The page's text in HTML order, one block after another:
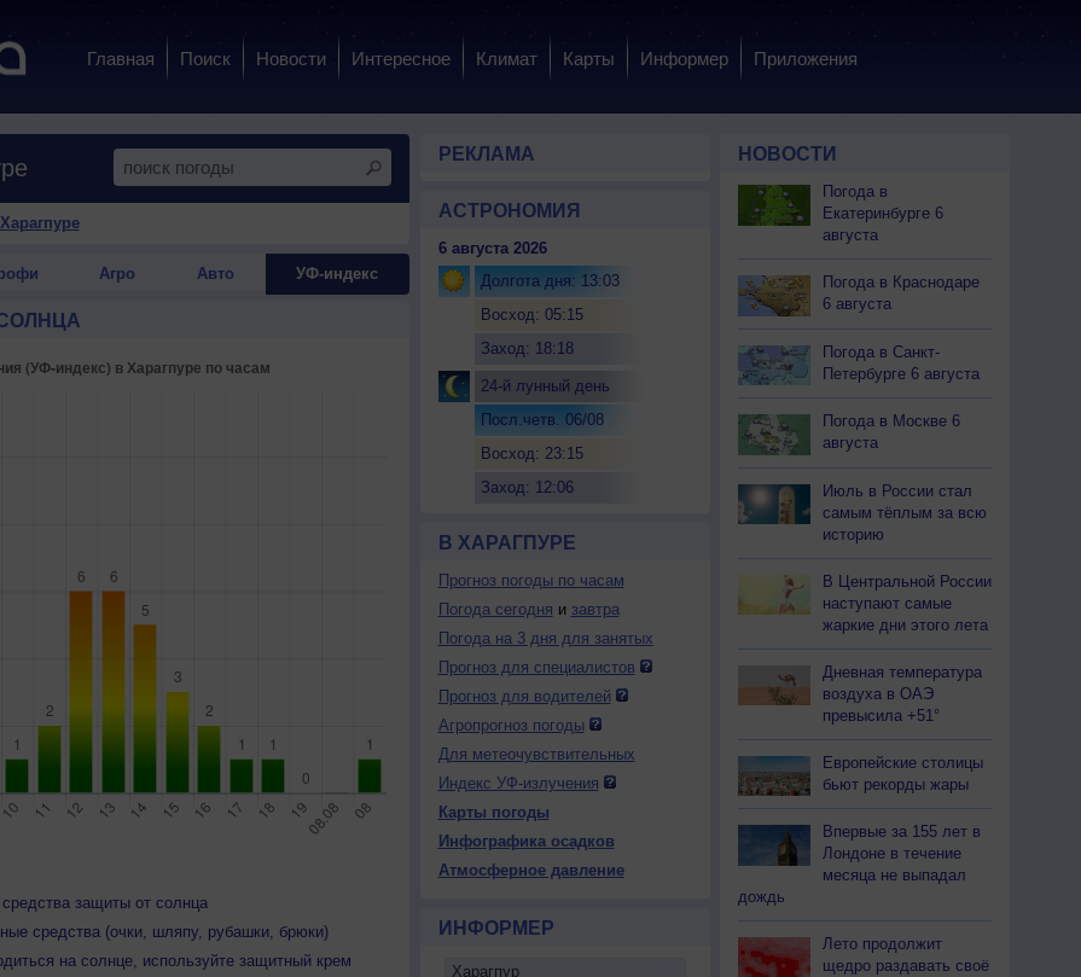
Главная Поиск Новости Интересное Климат Карты Информер Приложения
Агро Авто УФ-индекс
защиты от солнца
средства (очки, шляпу, рубашки, брюки)
на солнце, используйте защитный крем
РЕКЛАМА
АСТРОНОМИЯ
6 августа 2026
Долгота дня: 13:03
Восход: 05:15
Заход: 18:18
24-й лунный день
Посл.четв. 06/08
Восход: 23:15
Заход: 12:06
В ХАРАГПУРЕ
Прогноз погоды по часам
Погода сегодня и завтра
Погода на 3 дня для занятых
Прогноз для специалистов
Прогноз для водителей
Агропрогноз погоды
Для метеочувствительных
Индекс УФ-излучения
Карты погоды
Инфографика осадков
Атмосферное давление
ИНФОРМЕР
НОВОСТИ
Погода в
Екатеринбурге 6
августа
Погода в Краснодаре
6 августа
Погода в Санкт-
Петербурге 6 августа
Погода в Москве 6
августа
Июль в России стал
самым тёплым за всю
историю
В Центральной России
наступают самые
жаркие дни этого лета
Дневная температура
воздуха в ОАЭ
превысила +51°
Европейские столицы
бьют рекорды жары
Впервые за 155 лет в
Лондоне в течение
месяца не выпадал
дождь
Лето продолжит
щедро раздавать своё